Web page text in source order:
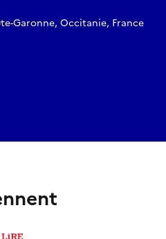
Garonne, Occitanie, France